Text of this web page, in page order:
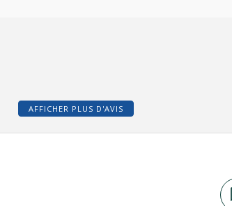
AFFICHER PLUS D'AVIS